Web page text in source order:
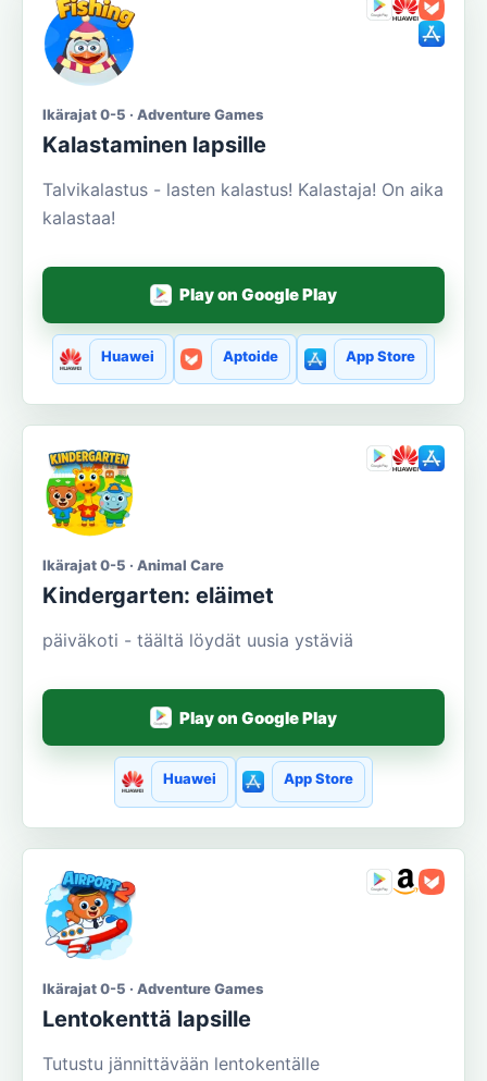
Ikärajat 0-5 · Adventure Games
Kalastaminen lapsille
Talvikalastus - lasten kalastus! Kalastaja! On aika
kalastaa!
Play on Google Play
Huawei Aptoide App Store
Ikärajat 0-5 · Animal Care
Kindergarten: eläimet
päiväkoti - täältä löydät uusia ystäviä
Play on Google Play
Huawei App Store
Ikärajat 0-5 · Adventure Games
Lentokenttä lapsille
Tutustu jännittävään lentokentälle